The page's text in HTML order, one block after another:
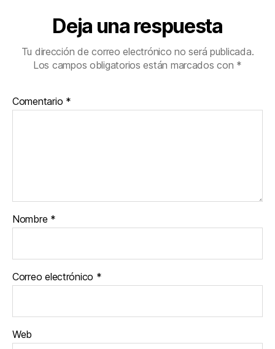
Deja una respuesta
Tu dirección de correo electrónico no será publicada.
Los campos obligatorios están marcados con *
Comentario *
Nombre *
Correo electrónico *
Web